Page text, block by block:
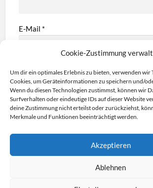
Cookie-Zustimmung
Um dir ein optimales Erlebnis zu bieten, verwenden wir
Cookies, um Geräteinformationen zu speichern und/
Wenn du diesen Technologien zustimmst, können wir
Surfverhalten oder eindeutige IDs auf dieser Website
deine Zustimmung nicht erteilst oder zurückziehst,
Merkmale und Funktionen beeinträchtigt werden.
Akzeptieren
Ablehnen
E-Mail *
Webseite